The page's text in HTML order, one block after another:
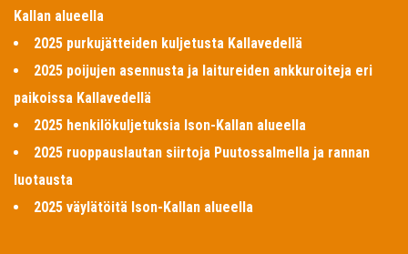
Kallan alueella
2025 purkujätteiden kuljetusta Kallavedellä
2025 poijujen asennusta ja laitureiden ankkuroiteja eri
paikoissa Kallavedellä
2025 henkilökuljetuksia Ison-Kallan alueella
2025 ruoppauslautan siirtoja Puutossalmella ja rannan
luotausta
2025 väylätöitä Ison-Kallan alueella